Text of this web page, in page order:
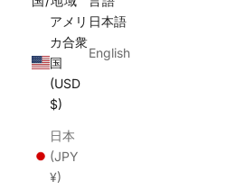
アメリ
カ合衆
国
(USD
$)
日本
(JPY
¥)
日本語
English